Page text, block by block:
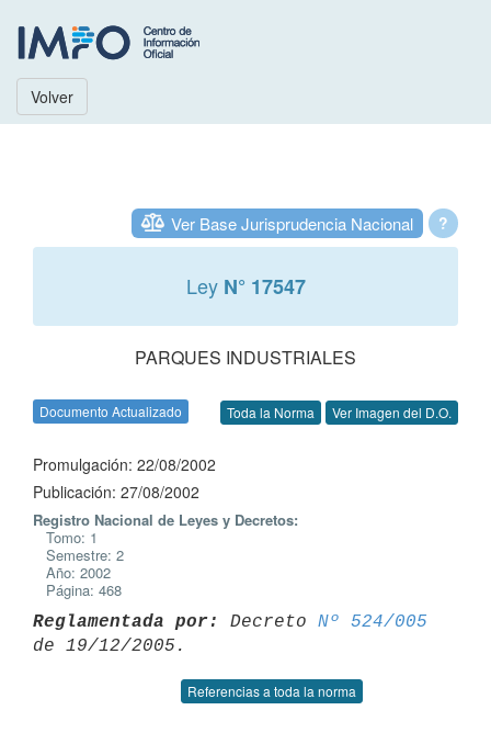
Volver
?
Ver Base Jurisprudencia Nacional
Ley N° 17547
PARQUES INDUSTRIALES
Documento Actualizado Toda la Norma Ver Imagen del D.O.
Promulgación: 22/08/2002
Publicación: 27/08/2002
Registro Nacional de Leyes y Decretos:
Tomo: 1
Semestre: 2
Año: 2002
Página: 468
Reglamentada por: Decreto Nº 524/005
Referencias a toda la norma